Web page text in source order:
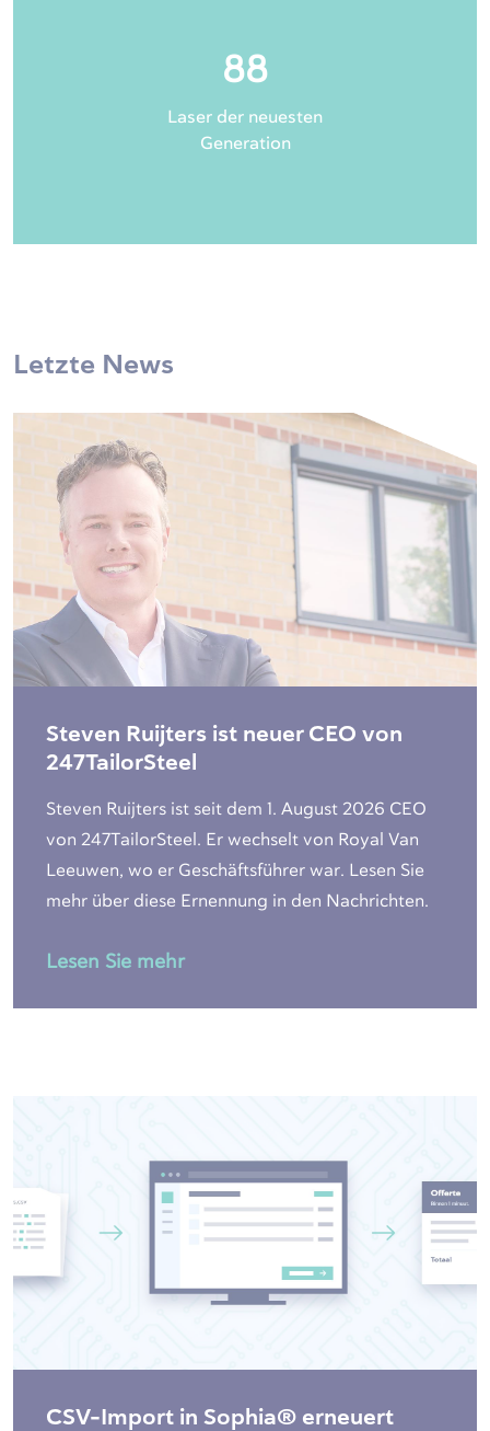
88
Laser der neuesten
Generation
Letzte News
Steven Ruijters ist neuer CEO von
247TailorSteel
Steven Ruijters ist seit dem 1. August 2026 CEO
von 247TailorSteel. Er wechselt von Royal Van
Leeuwen, wo er Geschäftsführer war. Lesen Sie
mehr über diese Ernennung in den Nachrichten.
Lesen Sie mehr
CSV-Import in Sophia® erneuert